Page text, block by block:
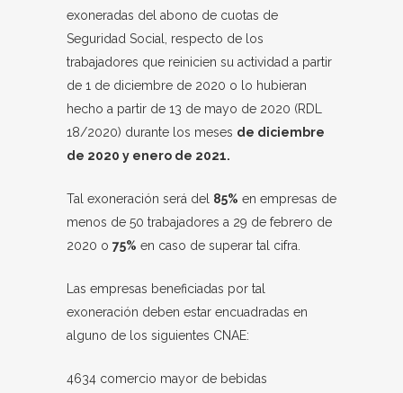
exoneradas del abono de cuotas de
Seguridad Social, respecto de los
trabajadores que reinicien su actividad a partir
de 1 de diciembre de 2020 o lo hubieran
hecho a partir de 13 de mayo de 2020 (RDL
18/2020) durante los meses de diciembre
de 2020 y enero de 2021.
Tal exoneración será del 85% en empresas de
menos de 50 trabajadores a 29 de febrero de
2020 o 75% en caso de superar tal cifra.
Las empresas beneficiadas por tal
exoneración deben estar encuadradas en
alguno de los siguientes CNAE:
4634 comercio mayor de bebidas